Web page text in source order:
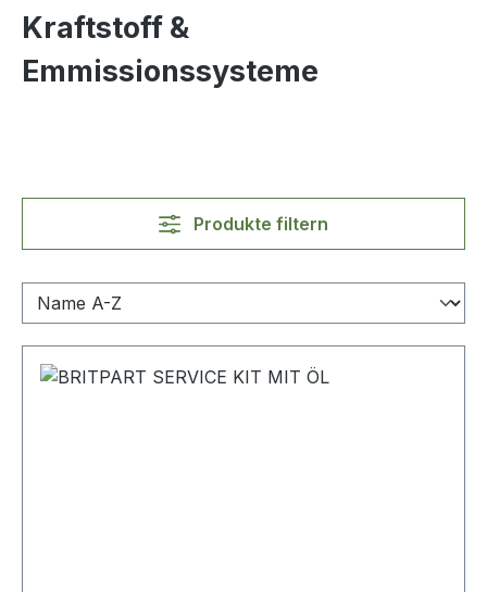
Kraftstoff &
Emmissionssysteme
Produkte filtern